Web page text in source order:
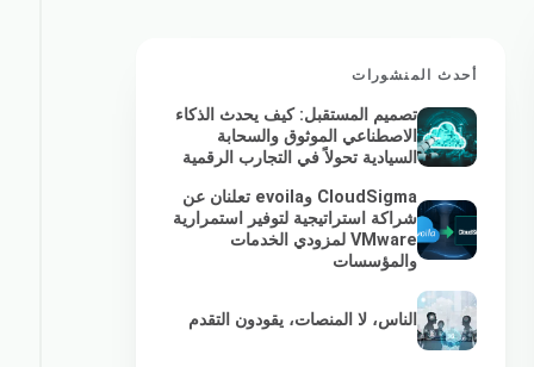
أحدث المنشورات
تصميم المستقبل: كيف يحدث الذكاء
الاصطناعي الموثوق والسحابة
السيادية تحولاً في التجارب الرقمية
CloudSigma وevoila تعلنان عن
شراكة استراتيجية لتوفير استمرارية
VMware لمزودي الخدمات
والمؤسسات
الناس، لا المنصات، يقودون التقدم